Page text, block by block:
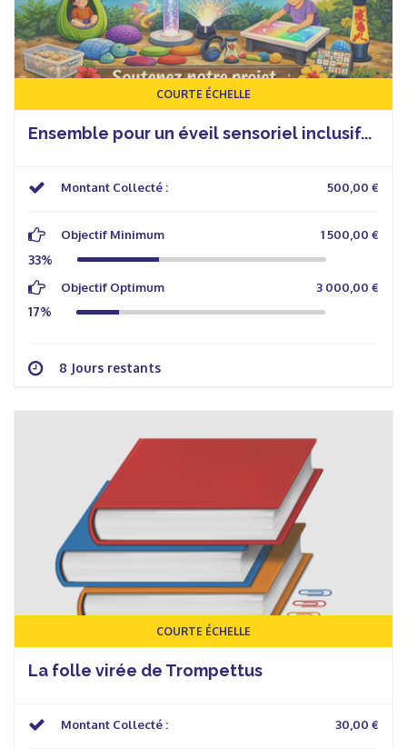
COURTE ÉCHELLE
Ensemble pour un éveil sensoriel inclusif...
Montant Collecté : 500,00 €
Objectif Minimum 1 500,00 €
33%
Objectif Optimum 3 000,00 €
17%
8 Jours restants
COURTE ÉCHELLE
La folle virée de Trompettus
Montant Collecté : 30,00 €